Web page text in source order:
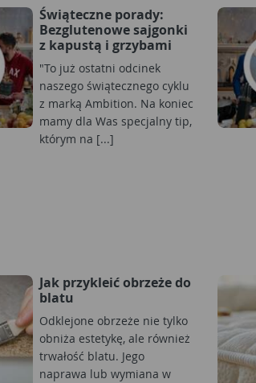
Świąteczne porady:
Bezglutenowe sajgonki
z kapustą i grzybami
"To już ostatni odcinek
naszego świątecznego cyklu
z marką Ambition. Na koniec
mamy dla Was specjalny tip,
którym na [...]
Jak przykleić obrzeże do
blatu
Odklejone obrzeże nie tylko
obniża estetykę, ale również
trwałość blatu. Jego
naprawa lub wymiana w